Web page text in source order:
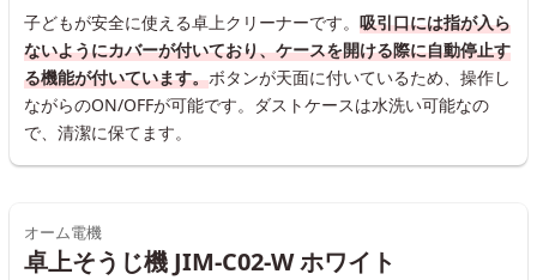
子どもが安全に使える卓上クリーナーです。 吸引口には指が入ら
ないようにカバーが付いており、ケースを開ける際に自動停止す
る機能が付いています。ボタンが天面に付いているため、操作し
ながらのON/OFFが可能です。ダストケースは水洗い可能なの
で、清潔に保てます。
オーム電機
卓上そうじ機 JIM-C02-W ホワイト